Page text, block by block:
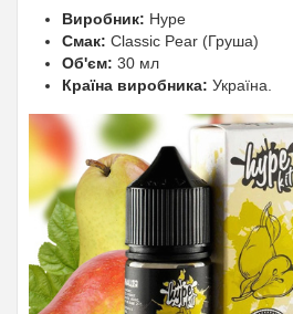
Виробник: Hype
Смак: Classic Pear (Груша)
Об'єм: 30 мл
Країна виробника: Україна.